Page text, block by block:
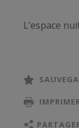
L’espace
plus de 12